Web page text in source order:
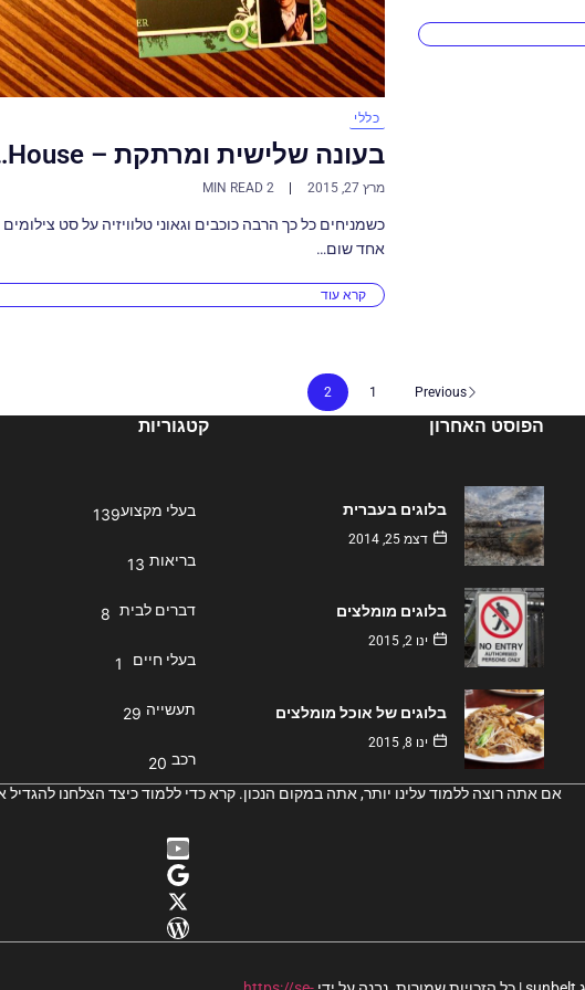
כללי
בעונה שלישית ומרתקת – House…
מרץ 27, 2015 2 MIN READ
כשמניחים כל כך הרבה כוכבים וגאוני טלוויזיה על סט צילומים
אחד שום…
קרא עוד
Previous
1
2
הפוסט האחרון
בלוגים בעברית
דצמ 25, 2014
בלוגים מומלצים
ינו 2, 2015
בלוגים של אוכל מומלצים
ינו 8, 2015
קטגוריות
בעלי מקצוע139
בריאות 13
דברים לבית 8
בעלי חיים 1
תעשייה 29
רכב 20
אם אתה רוצה ללמוד עלינו יותר, אתה במקום הנכון. קרא כדי ללמוד כיצד הצלחנו